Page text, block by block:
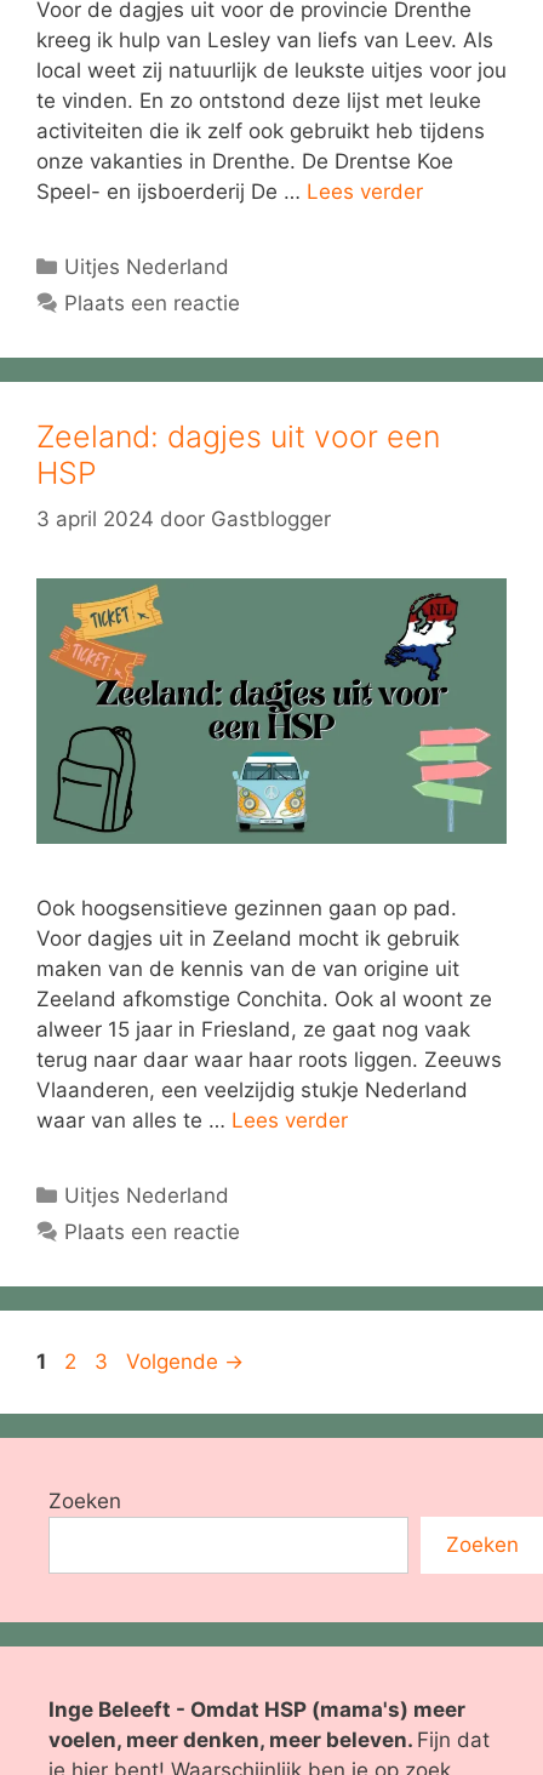
Voor de dagjes uit voor de provincie Drenthe
kreeg ik hulp van Lesley van liefs van Leev. Als
local weet zij natuurlijk de leukste uitjes voor jou
te vinden. En zo ontstond deze lijst met leuke
activiteiten die ik zelf ook gebruikt heb tijdens
onze vakanties in Drenthe. De Drentse Koe
Speel- en ijsboerderij De … Lees verder
Categorieën
Uitjes Nederland
Plaats een reactie
Zeeland: dagjes uit voor een
HSP
3 april 2024 door Gastblogger
Ook hoogsensitieve gezinnen gaan op pad.
Voor dagjes uit in Zeeland mocht ik gebruik
maken van de kennis van de van origine uit
Zeeland afkomstige Conchita. Ook al woont ze
alweer 15 jaar in Friesland, ze gaat nog vaak
terug naar daar waar haar roots liggen. Zeeuws
Vlaanderen, een veelzijdig stukje Nederland
waar van alles te … Lees verder
Categorieën
Uitjes Nederland
Plaats een reactie
Pagina
1 Pagina
2 Pagina
3 Volgende →
Zoeken
Zoeken
Inge Beleeft - Omdat HSP (mama's) meer
voelen, meer denken, meer beleven. Fijn dat
je hier bent! Waarschijnlijk ben je op zoek